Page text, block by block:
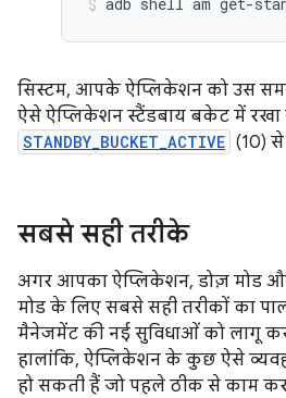
सिस्टम, आपके ऐप्लिकेशन को उस
ऐसे ऐप्लिकेशन स्टैंडबाय बकेट में रखा
STANDBY_BUCKET_ACTIVE (10) से
सबसे सही तरीके
अगर आपका ऐप्लिकेशन, डोज़ मोड
मोड के लिए सबसे सही तरीकों का
मैनेजमेंट की नई सुविधाओं को लागू
हालांकि, ऐप्लिकेशन के कुछ ऐसे
हो सकती हैं जो पहले ठीक से काम